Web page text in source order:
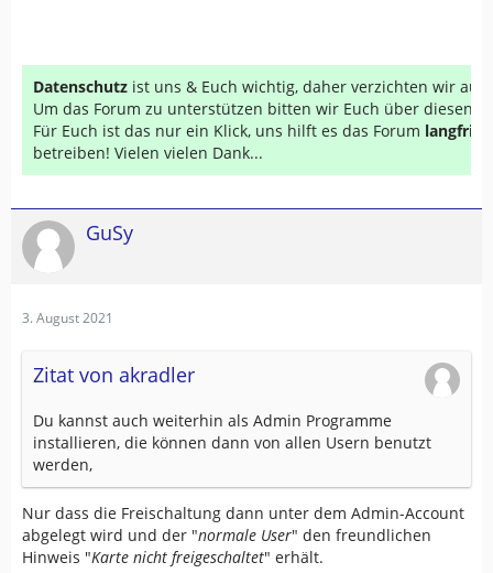
Datenschutz ist uns & Euch wichtig, daher verzichten wir auf
Um das Forum zu unterstützen bitten wir Euch über diesen
Für Euch ist das nur ein Klick, uns hilft es das Forum
betreiben! Vielen vielen Dank...
GuSy
3. August 2021
Zitat von akradler
Du kannst auch weiterhin als Admin Programme
installieren, die können dann von allen Usern benutzt
werden,
Nur dass die Freischaltung dann unter dem Admin-Account
abgelegt wird und der "normale User" den freundlichen
Hinweis "Karte nicht freigeschaltet" erhält.